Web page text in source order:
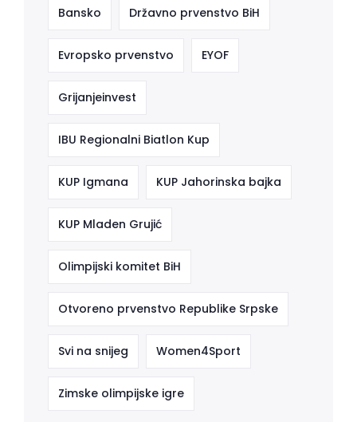
Bansko Državno prvenstvo BiH
Evropsko prvenstvo EYOF
Grijanjeinvest
IBU Regionalni Biatlon Kup
KUP Igmana KUP Jahorinska bajka
KUP Mladen Grujić
Olimpijski komitet BiH
Otvoreno prvenstvo Republike Srpske
Svi na snijeg Women4Sport
Zimske olimpijske igre